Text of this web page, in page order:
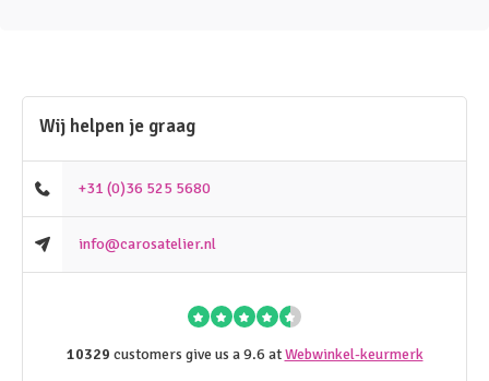
Wij helpen je graag
+31 (0)36 525 5680
info@carosatelier.nl
10329 customers give us a 9.6 atWebwinkel-keurmerk